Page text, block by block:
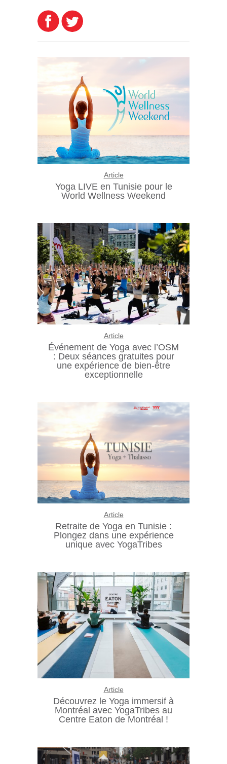
Article
Yoga LIVE en Tunisie pour le
World Wellness Weekend
Article
Événement de Yoga avec l’OSM
: Deux séances gratuites pour
une expérience de bien-être
exceptionnelle
Article
Retraite de Yoga en Tunisie :
Plongez dans une expérience
unique avec YogaTribes
Article
Découvrez le Yoga immersif à
Montréal avec YogaTribes au
Centre Eaton de Montréal !